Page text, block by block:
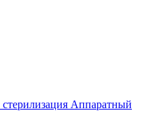
Аппаратный